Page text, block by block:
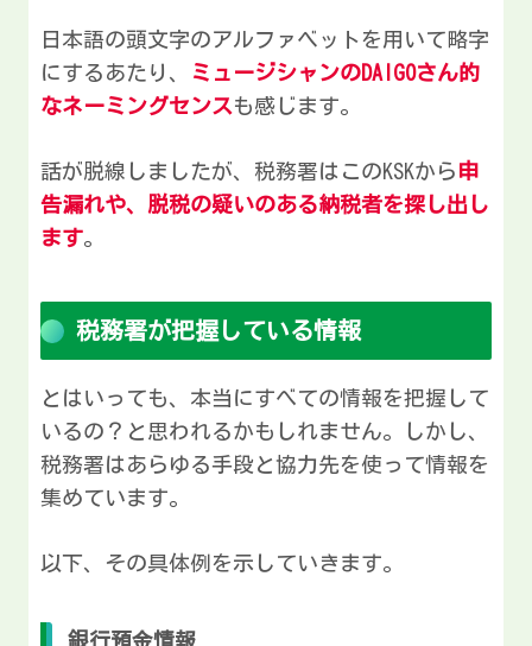
日本語の頭文字のアルファベットを用いて略字
にするあたり、
ミュージシャンのDAIGOさん的
なネーミングセンスも感じます。
話が脱線しましたが、税務署はこのKSKから 申
告漏れや、脱税の疑いのある納税者を探し出し
ます。
税務署が把握している情報
とはいっても、本当にすべての情報を把握して
いるの？と思われるかもしれません。しかし、
税務署はあらゆる手段と協力先を使って情報を
集めています。
以下、その具体例を示していきます。
銀行預金情報